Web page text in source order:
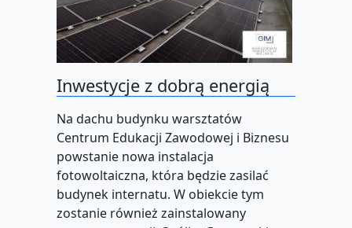
Inwestycje z dobrą energią
Na dachu budynku warsztatów
Centrum Edukacji Zawodowej i Biznesu
powstanie nowa instalacja
fotowoltaiczna, która będzie zasilać
budynek internatu. W obiekcie tym
zostanie również zainstalowany